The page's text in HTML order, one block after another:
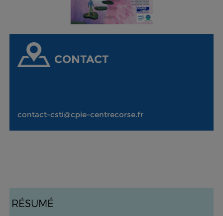
CONTACT
contact-csti@cpie-centrecorse.fr
RÉSUMÉ